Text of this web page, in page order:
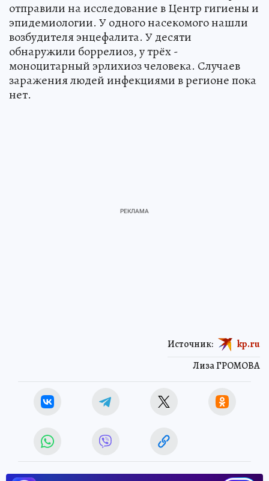
отправили на исследование в Центр гигиены и
эпидемиологии. У одного насекомого нашли
возбудителя энцефалита. У десяти
обнаружили боррелиоз, у трёх -
моноцитарный эрлихиоз человека. Случаев
заражения людей инфекциями в регионе пока
нет.
Лиза ГРОМОВА
Источник: kp.ru